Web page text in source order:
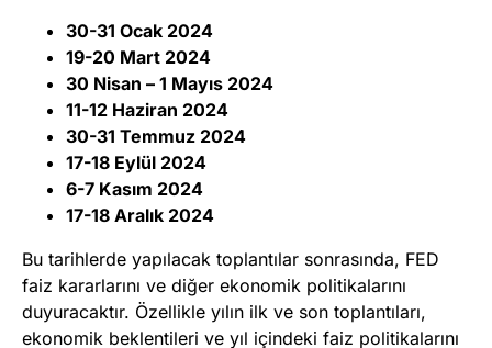
30-31 Ocak 2024
19-20 Mart 2024
30 Nisan – 1 Mayıs 2024
11-12 Haziran 2024
30-31 Temmuz 2024
17-18 Eylül 2024
6-7 Kasım 2024
17-18 Aralık 2024
Bu tarihlerde yapılacak toplantılar sonrasında, FED
faiz kararlarını ve diğer ekonomik politikalarını
duyuracaktır. Özellikle yılın ilk ve son toplantıları,
ekonomik beklentileri ve yıl içindeki faiz politikalarını